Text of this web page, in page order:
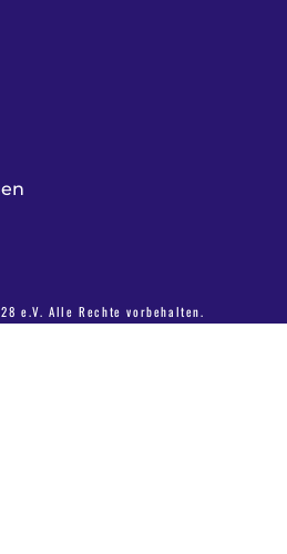
e.V. Alle Rechte vorbehalten.